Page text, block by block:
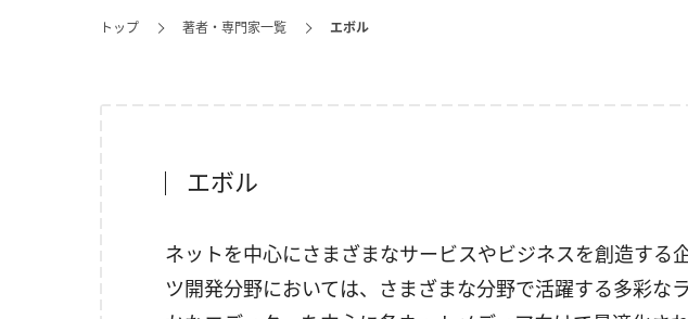
トップ 著者・専門家一覧 エボル
エボル
ネットを中心にさまざまなサービスやビジネスを創造する
ツ開発分野においては、さまざまな分野で活躍する多彩な